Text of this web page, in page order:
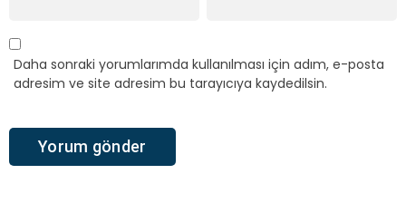
Daha sonraki yorumlarımda kullanılması için adım, e-posta
adresim ve site adresim bu tarayıcıya kaydedilsin.